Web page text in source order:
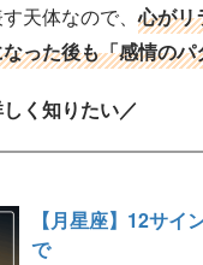
天体なので、心がリ
った後も「感情の
く知りたい／
【月星座】12サ
で